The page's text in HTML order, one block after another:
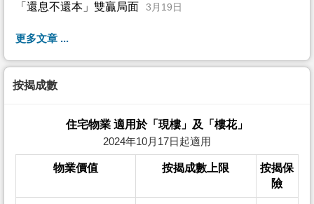
「還息不還本」雙贏局面 3月19日
更多文章 ...
按揭成數
住宅物業 適用於「現樓」及「樓花」
2024年10月17日起適用
物業價值 按揭成數上限
按揭保
險